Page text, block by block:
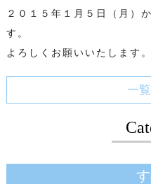
２０１５年１月５日（月）
す。
よろしくお願いいたします。
一